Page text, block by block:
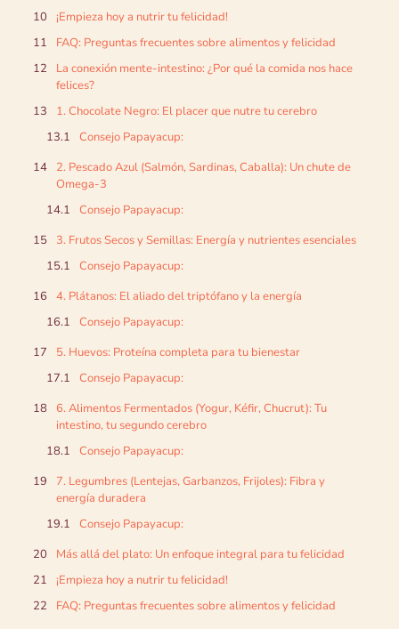
¡Empieza hoy a nutrir tu felicidad!
FAQ: Preguntas frecuentes sobre alimentos y felicidad
La conexión mente-intestino: ¿Por qué la comida nos hace
felices?
1. Chocolate Negro: El placer que nutre tu cerebro
Consejo Papayacup:
2. Pescado Azul (Salmón, Sardinas, Caballa): Un chute de
Omega-3
Consejo Papayacup:
3. Frutos Secos y Semillas: Energía y nutrientes esenciales
Consejo Papayacup:
4. Plátanos: El aliado del triptófano y la energía
Consejo Papayacup:
5. Huevos: Proteína completa para tu bienestar
Consejo Papayacup:
6. Alimentos Fermentados (Yogur, Kéfir, Chucrut): Tu
intestino, tu segundo cerebro
Consejo Papayacup:
7. Legumbres (Lentejas, Garbanzos, Frijoles): Fibra y
energía duradera
Consejo Papayacup:
Más allá del plato: Un enfoque integral para tu felicidad
¡Empieza hoy a nutrir tu felicidad!
FAQ: Preguntas frecuentes sobre alimentos y felicidad